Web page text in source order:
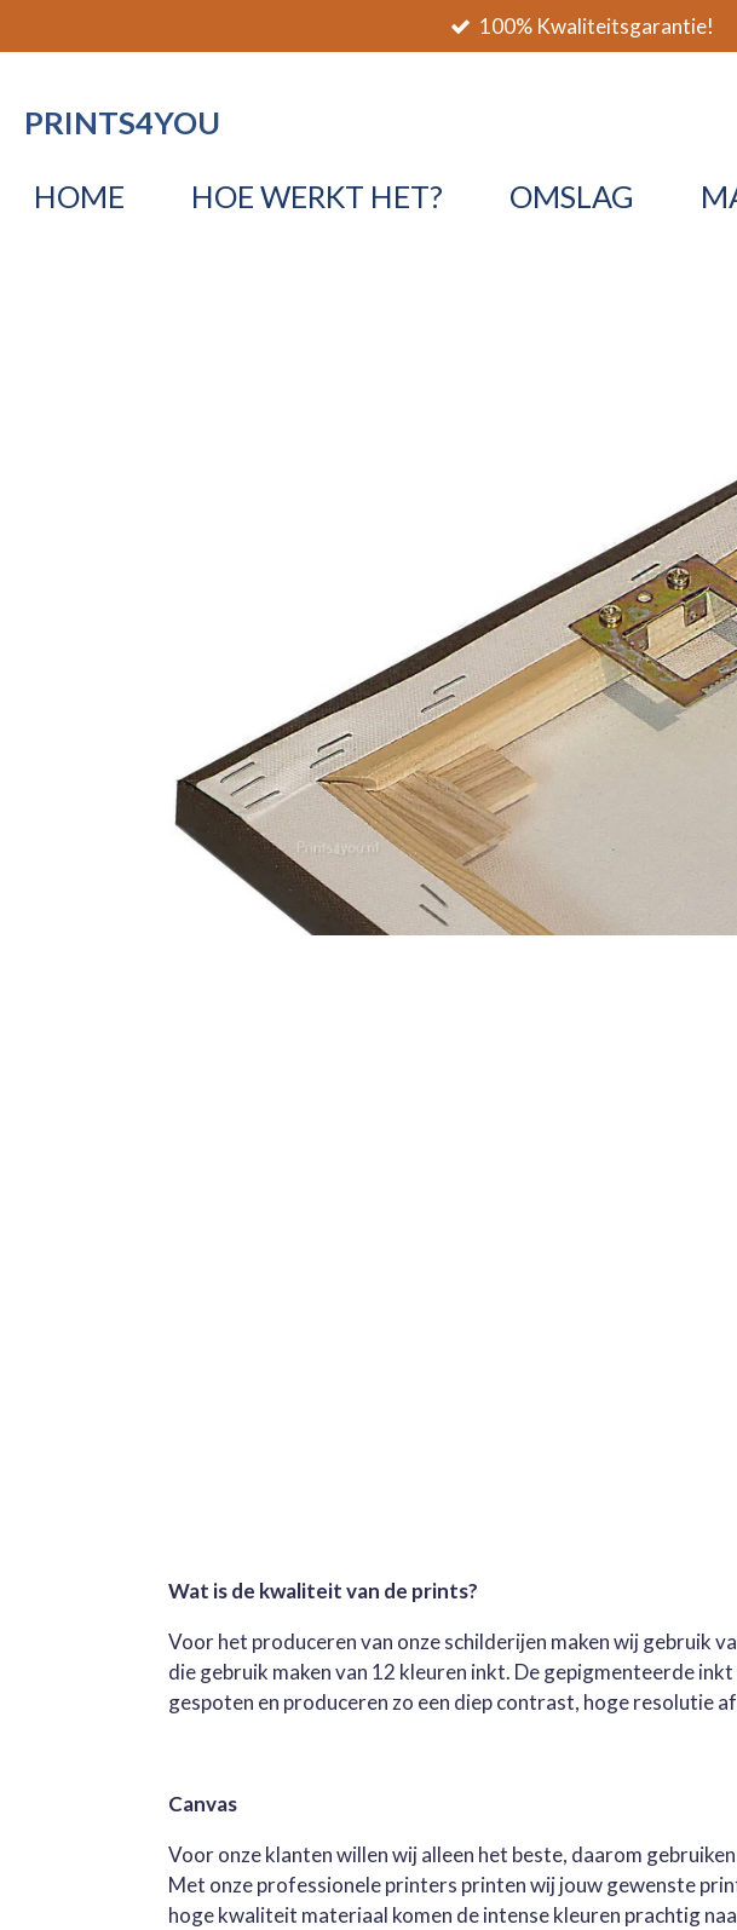
direct
de
100% Kwaliteitsgarantie!
PRINTS4YOU
HOME HOE WERKT HET? OMSLAG
Wat is de kwaliteit van de prints?
Voor het produceren van onze schilderijen maken wij gebruik
die gebruik maken van 12 kleuren inkt. De gepigmenteerde
gespoten en produceren zo een diep contrast, hoge resolutie
Canvas
Voor onze klanten willen wij alleen het beste, daarom
Met onze professionele printers printen wij jouw gewenste
hoge kwaliteit materiaal komen de intense kleuren prachtig